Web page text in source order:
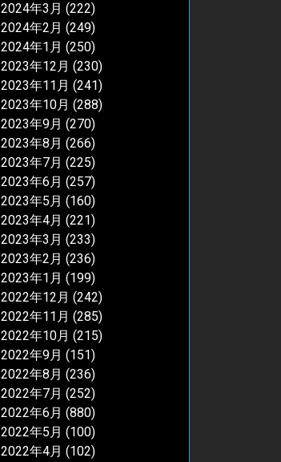
2024年3月 (222)
2024年2月 (249)
2024年1月 (250)
2023年12月 (230)
2023年11月 (241)
2023年10月 (288)
2023年9月 (270)
2023年8月 (266)
2023年7月 (225)
2023年6月 (257)
2023年5月 (160)
2023年4月 (221)
2023年3月 (233)
2023年2月 (236)
2023年1月 (199)
2022年12月 (242)
2022年11月 (285)
2022年10月 (215)
2022年9月 (151)
2022年8月 (236)
2022年7月 (252)
2022年6月 (880)
2022年5月 (100)
2022年4月 (102)